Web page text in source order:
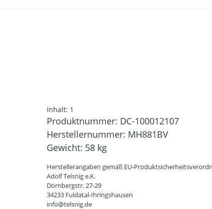
Inhalt: 1
Produktnummer: DC-100012107
Herstellernummer: MH881BV
Gewicht: 58 kg
Herstellerangaben gemäß EU-
Adolf Telsnig e.K.
Dörnbergstr. 27-29
34233 Fuldatal-Ihringshausen
info@telsnig.de